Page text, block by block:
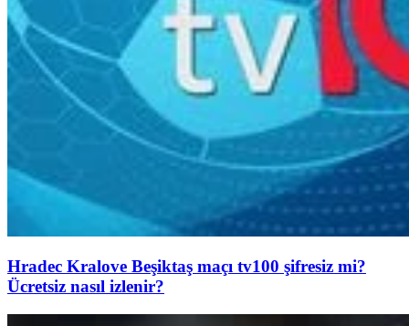
Hradec Kralove Beşiktaş maçı tv100 şifresiz mi?
Ücretsiz nasıl izlenir?